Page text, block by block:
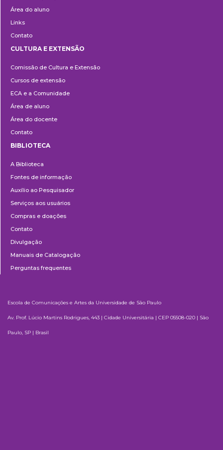
Área do aluno
Links
Contato
e
Extensão
CULTURA E EXTENSÃO
Comissão de Cultura e Extensão
Cursos de extensão
ECA e a Comunidade
Área de aluno
Área do docente
Contato
BIBLIOTECA
A Biblioteca
Fontes de informação
Auxílio ao Pesquisador
Serviços aos usuários
Compras e doações
Contato
Divulgação
Manuais de Catalogação
Perguntas frequentes
Escola de Comunicações e Artes da Universidade de São Paulo
Av. Prof. Lúcio Martins Rodrigues, 443 | Cidade Universitária | CEP 05508-020 | São
Paulo, SP | Brasil